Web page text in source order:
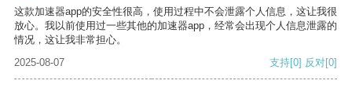
这款加速器app的安全性很高，使用过程中不会泄露个人信息，这让我很
放心。我以前使用过一些其他的加速器app，经常会出现个人信息泄露的
情况，这让我非常担心。
2025-08-07
支持[0] 反对[0]